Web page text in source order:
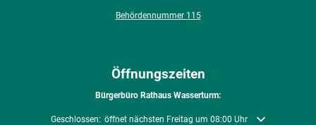
Behördennummer 115
Öffnungszeiten
Bürgerbüro Rathaus Wasserturm:
Klicken, um weitere Öffnungs- oder Schließzeiten auszublenden
Geschlossen: öffnet nächsten Freitag um 08:00 Uhr